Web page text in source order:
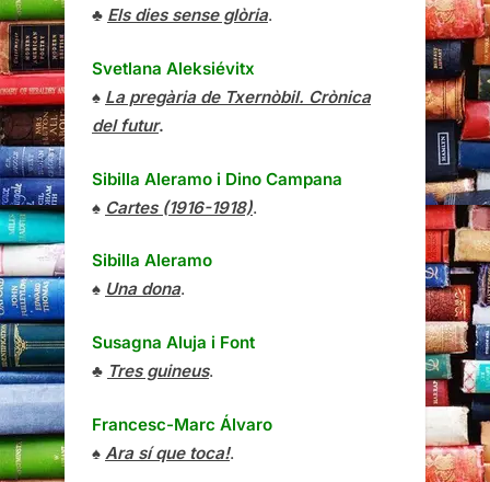
♣ Els dies sense glòria.
Svetlana Aleksiévitx
♠ La pregària de Txernòbil. Crònica
del futur.
Sibilla Aleramo i Dino Campana
♠ Cartes (1916-1918).
Sibilla Aleramo
♠ Una dona.
Susagna Aluja i Font
♣ Tres guineus.
Francesc-Marc Álvaro
♠ Ara sí que toca!.